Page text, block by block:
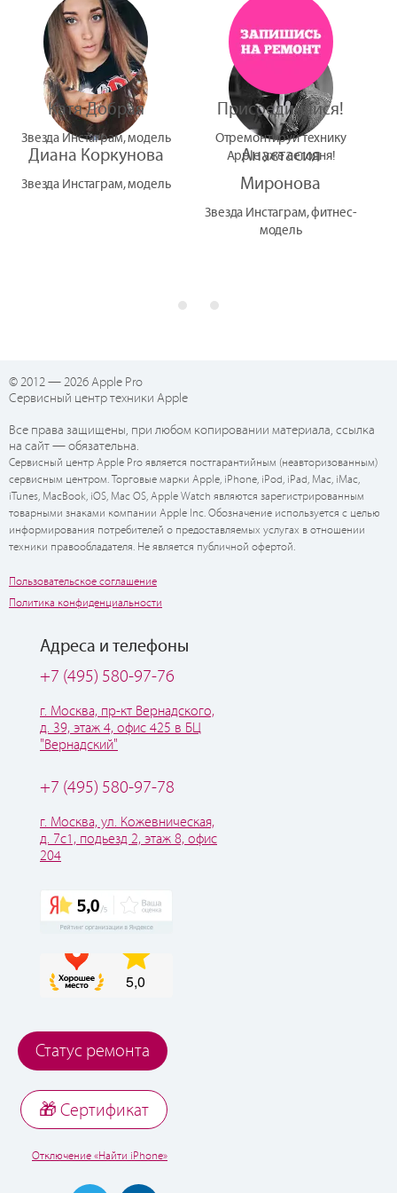
Диана Коркунова
Звезда Инстаграм, модель
Анастасия
Миронова
Звезда Инстаграм, фитнес-
модель
Катя Добрая
Звезда Инстаграм, модель
Присоединяйся!
Отремонтируй технику
Apple уже сегодня!
© 2012 — 2026 Apple Pro
Сервисный центр техники Apple
Все права защищены, при любом копировании материала, ссылка
на сайт — обязательна.
Сервисный центр Apple Pro является постгарантийным (неавторизованным)
сервисным центром. Торговые марки Apple, iPhone, iPod, iPad, Mac, iMac,
iTunes, MacBook, iOS, Mac OS, Apple Watch являются зарегистрированным
товарными знаками компании Apple Inc. Обозначение используется с целью
информирования потребителей о предоставляемых услугах в отношении
техники правообладателя. Не является публичной офертой.
Пользовательское соглашение
Политика конфиденциальности
Адреса и телефоны
+7 (495) 580-97-76
г. Москва, пр-кт Вернадского,
д. 39, этаж 4, офис 425 в БЦ
"Вернадский"
+7 (495) 580-97-78
г. Москва, ул. Кожевническая,
д. 7с1, подьезд 2, этаж 8, офис
204
Статус ремонта
🎁 Cертификат
Отключение «Найти iPhone»